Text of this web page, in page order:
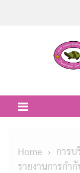
Home
การบ
รายงานการกำ